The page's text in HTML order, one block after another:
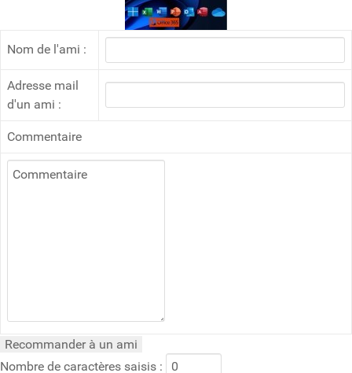
Nom de l'ami :
Adresse mail
d'un ami :
Commentaire
Nombre de caractères saisis :